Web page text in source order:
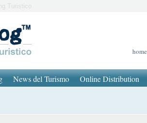
Turistico
home
News del Turismo Online Distribution